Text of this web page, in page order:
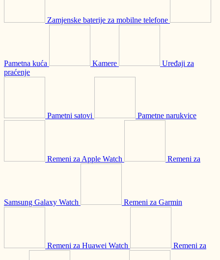
Zamjenske baterije za mobilne telefone
Pametna kuća Kamere
Uređaji za
praćenje
Pametni satovi Pametne narukvice
Remeni za Apple Watch Remeni za
Samsung Galaxy Watch Remeni za Garmin
Remeni za Huawei Watch Remeni za